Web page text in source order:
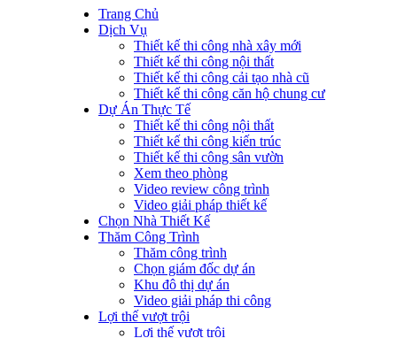
Trang Chủ
Dịch Vụ
Thiết kế thi công nhà xây mới
Thiết kế thi công nội thất
Thiết kế thi công cải tạo nhà cũ
Thiết kế thi công căn hộ chung cư
Dự Án Thực Tế
Thiết kế thi công nội thất
Thiết kế thi công kiến trúc
Thiết kế thi công sân vườn
Xem theo phòng
Video review công trình
Video giải pháp thiết kế
Chọn Nhà Thiết Kế
Thăm Công Trình
Thăm công trình
Chọn giám đốc dự án
Khu đô thị dự án
Video giải pháp thi công
Lợi thế vượt trội
Lợi thế vượt trội